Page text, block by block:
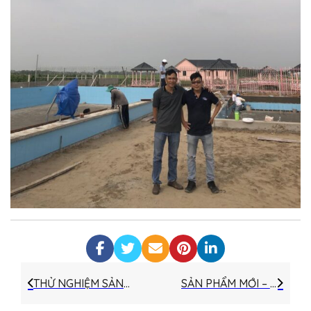
THỬ NGHIỆM SẢN PHẨM HÓA CHẤT HƯNG PHÁT SẢN PHẨM MỚI – F2000